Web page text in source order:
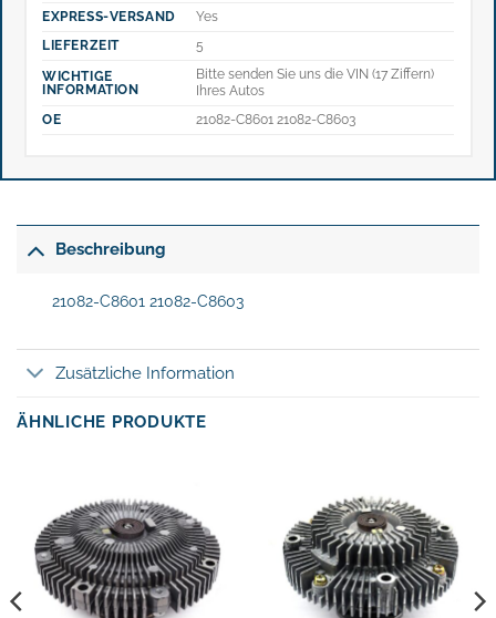
EXPRESS-VERSAND
Yes
LIEFERZEIT
5
WICHTIGE
INFORMATION
Bitte senden Sie uns die VIN (17 Ziffern)
Ihres Autos
OE
21082-C8601 21082-C8603
Beschreibung
21082-C8601 21082-C8603
Zusätzliche Information
ÄHNLICHE PRODUKTE